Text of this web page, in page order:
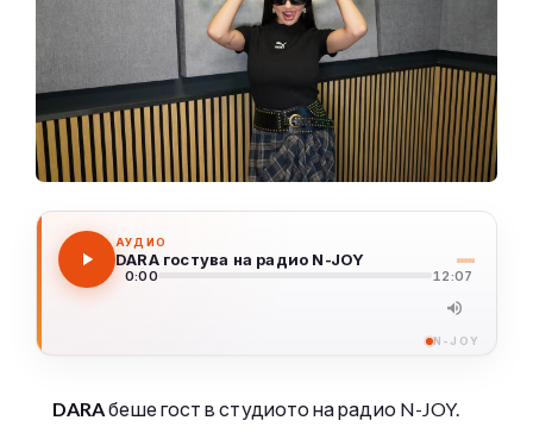
АУДИО
DARA гостува на радио N-JOY
0:00 12:07
N-JOY
DARAбеше гост в студиото на радио N-JOY.